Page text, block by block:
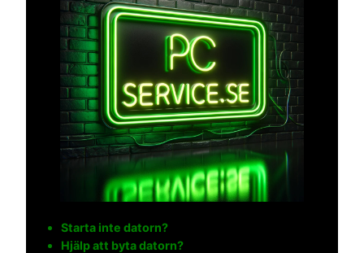
Starta inte datorn?
Hjälp att byta datorn?